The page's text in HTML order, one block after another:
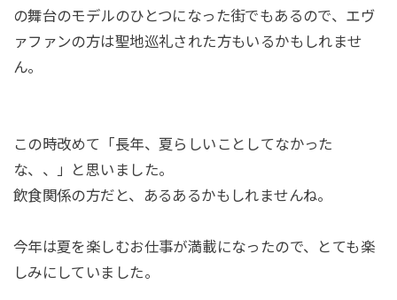
の舞台のモデルのひとつになった街でもあるので、エヴ
ァファンの方は聖地巡礼された方もいるかもしれませ
ん。
この時改めて「長年、夏らしいことしてなかった
な、、」と思いました。
飲食関係の方だと、あるあるかもしれませんね。
今年は夏を楽しむお仕事が満載になったので、とても楽
しみにしていました。